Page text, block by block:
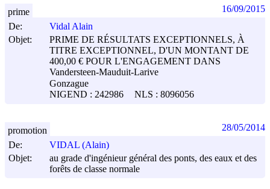
De:
Vidal Alain
Objet:
PRIME DE RÉSULTATS EXCEPTIONNELS, À
TITRE EXCEPTIONNEL, D'UN MONTANT DE
400,00 € POUR L'ENGAGEMENT DANS
Vandersteen-Mauduit-Larive
Gonzague
NIGEND : 242986
NLS : 8096056
prime 16/09/2015
De:
VIDAL (Alain)
Objet:
au grade d'ingénieur général des ponts, des eaux et des
forêts de classe normale
promotion 28/05/2014